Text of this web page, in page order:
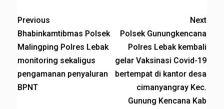
Previous
Bhabinkamtibmas Polsek
Malingping Polres Lebak
monitoring sekaligus
pengamanan penyaluran
BPNT
Next
Polsek Gunungkencana
Polres Lebak kembali
gelar Vaksinasi Covid-19
bertempat di kantor desa
cimanyangray Kec.
Gunung Kencana Kab